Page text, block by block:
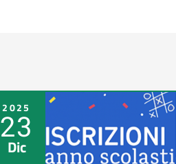
2025
23
Dic